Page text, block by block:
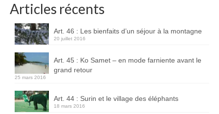
Articles récents
Art. 46 : Les bienfaits d’un séjour à la montagne
20 juillet 2016
Art. 45 : Ko Samet – en mode farniente avant le
grand retour
25 mars 2016
Art. 44 : Surin et le village des éléphants
18 mars 2016